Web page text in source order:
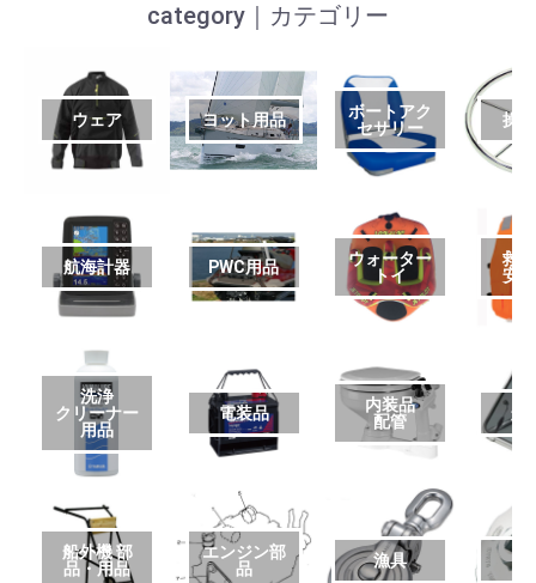
category｜カテゴリー
ウェア ヨット用品
ボートアク
セサリー
操
航海計器 PWC用品
ウォーター
トイ
救
安
洗浄
クリーナー
用品
電装品
内装品
配管
艤
船外機 部
品・用品
エンジン部
品
漁具